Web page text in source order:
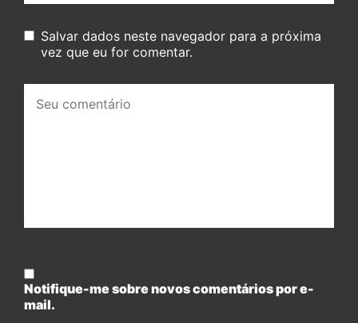
Salvar dados neste navegador para a próxima
vez que eu for comentar.
comentário:
Notifique-me sobre novos comentários por e-
mail.